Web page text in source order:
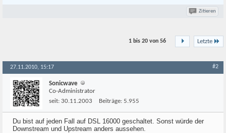
Zitieren
Letzte
1 bis 20 von 56
27.11.2010, 15:17 #2
Sonicwave
Co-Administrator
seit: 30.11.2003 Beiträge: 5.955
Du bist auf jeden Fall auf DSL 16000 geschaltet. Sonst würde der
Downstream und Upstream anders aussehen.